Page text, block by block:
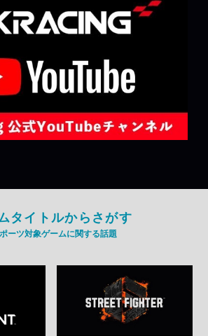
タイトルからさがす
ーツ対象ゲームに関する話題